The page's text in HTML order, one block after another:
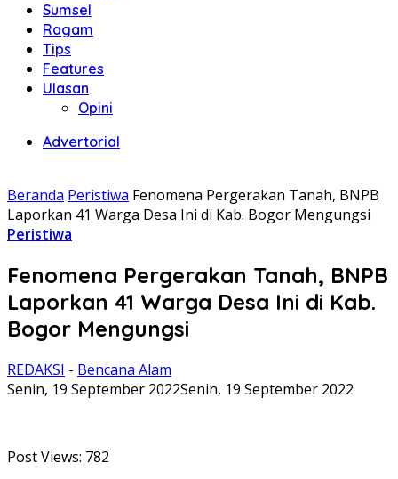
Sumsel
Ragam
Tips
Features
Ulasan
Opini
Advertorial
Beranda Peristiwa Fenomena Pergerakan Tanah, BNPB
Laporkan 41 Warga Desa Ini di Kab. Bogor Mengungsi
Peristiwa
Fenomena Pergerakan Tanah, BNPB
Laporkan 41 Warga Desa Ini di Kab.
Bogor Mengungsi
REDAKSI - Bencana Alam
Senin, 19 September 2022Senin, 19 September 2022
Post Views: 782